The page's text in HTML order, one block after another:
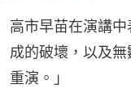
高市早苗在演講
成的破壞，以及
重演。」